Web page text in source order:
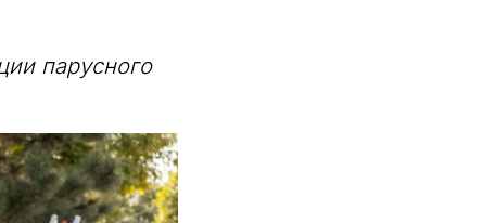
парусного